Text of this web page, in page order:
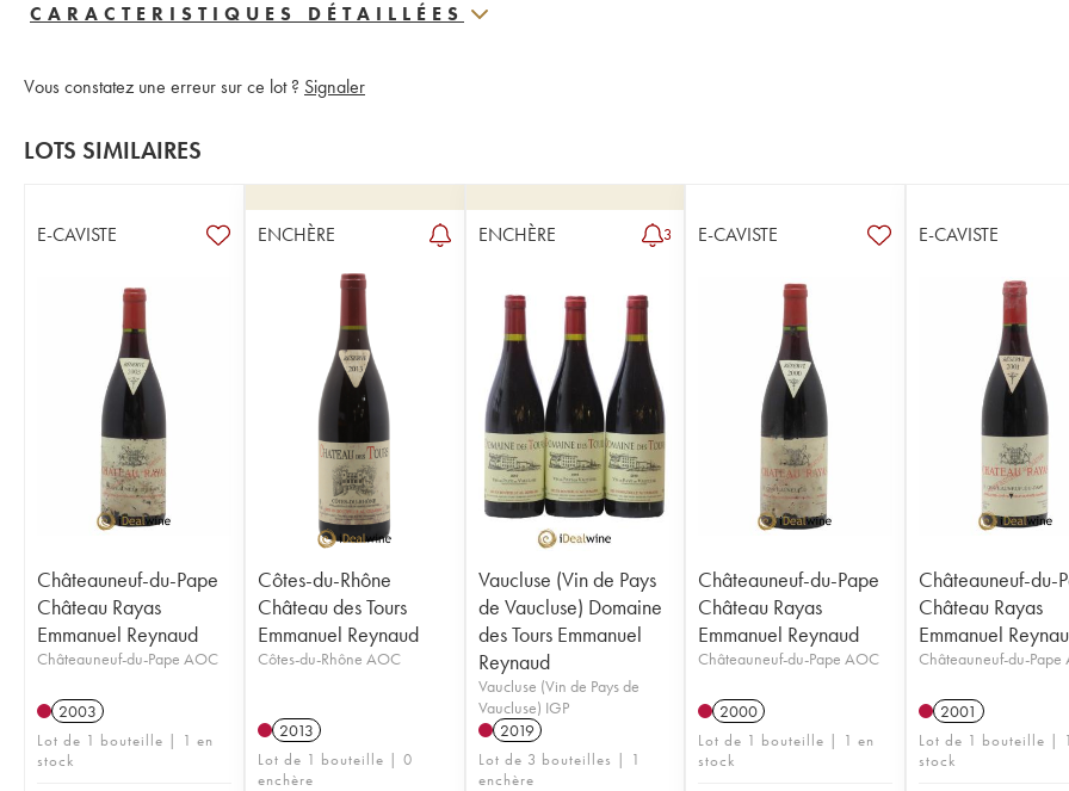
CARACTERISTIQUES DÉTAILLÉES
Vous constatez une erreur sur ce lot ? Signaler
LOTS SIMILAIRES
E-CAVISTE
Châteauneuf-du-Pape
Château Rayas
Emmanuel Reynaud
Châteauneuf-du-Pape AOC
2003
Lot de 1 bouteille | 1 en
stock
ENCHÈRE
Côtes-du-Rhône
Château des Tours
Emmanuel Reynaud
Côtes-du-Rhône AOC
2013
Lot de 1 bouteille | 0
enchère
ENCHÈRE 3
Vaucluse (Vin de Pays
de Vaucluse) Domaine
des Tours Emmanuel
Reynaud
Vaucluse (Vin de Pays de
Vaucluse) IGP
2019
Lot de 3 bouteilles | 1
enchère
E-CAVISTE
Châteauneuf-du-Pape
Château Rayas
Emmanuel Reynaud
Châteauneuf-du-Pape AOC
2000
Lot de 1 bouteille | 1 en
stock
E-CAVISTE
Châteauneuf-du-
Château Rayas
Emmanuel
Châteauneuf-du-Pape
2001
Lot de 1 bouteille |
stock